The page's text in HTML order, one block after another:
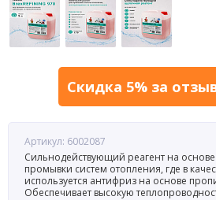
Скидка 5% за
Артикул: 6002087
Сильнодействующий реагент на основе
промывки систем отопления, где в
используется антифриз на основе
Обеспечивает высокую